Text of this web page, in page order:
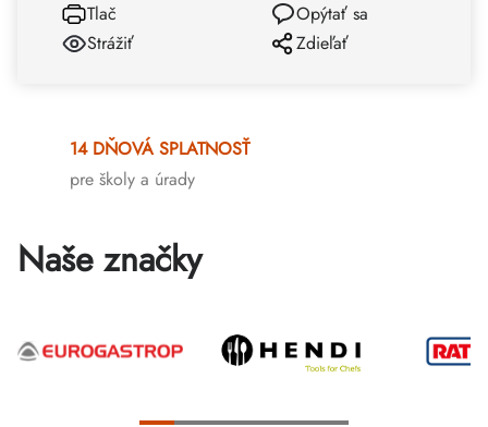
Tlač
Opýtať sa
Strážiť
Zdieľať
14 DŇOVÁ SPLATNOSŤ
pre školy a úrady
Naše značky